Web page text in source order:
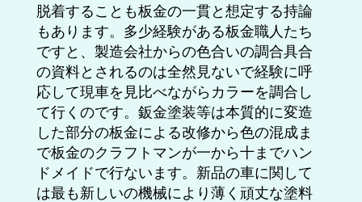
脱着することも板金の一貫と想定する持論
もあります。多少経験がある板金職人たち
ですと、製造会社からの色合いの調合具合
の資料とされるのは全然見ないで経験に呼
応して現車を見比べながらカラーを調合し
て行くのです。鈑金塗装等は本質的に変造
した部分の板金による改修から色の混成ま
で板金のクラフトマンが一から十までハン
ドメイドで行ないます。新品の車に関して
は最も新しいの機械により薄く頑丈な塗料